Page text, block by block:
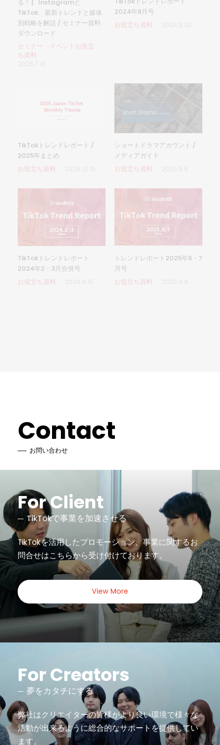
る！】 Instagramと
TikTok、最新トレンドと媒体
別戦略を解説 / セミナー資料
ダウンロード
セミナー・イベントお役立
ち資料
2024年8月号
お役立ち資料
TikTokトレンドレポート /
2025年まとめ
お役立ち資料
ショートドラマアカウント /
メディアガイド
お役立ち資料
TikTokトレンドレポート
2024年2・3月合併号
お役立ち資料
トレンドレポート2025年6・7
月号
お役立ち資料
Contact
お問い合わせ
For Client
TikTokで事業を加速させる
TikTokを活用したプロモーション、事業に関するお
問合せはこちらから受け付けております。
View More
For Creators
夢をカタチにする
弊社はクリエイターの皆様がより良い環境で様々な
活動が出来るように総合的なサポートを提供してい
ます。